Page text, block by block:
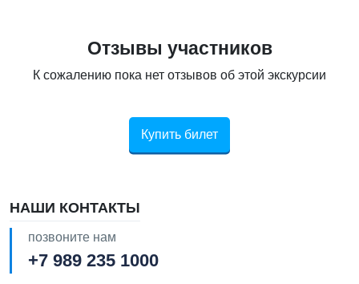
Отзывы участников
К сожалению пока нет отзывов об этой экскурсии
Купить билет
НАШИ КОНТАКТЫ
позвоните нам
+7 989 235 1000